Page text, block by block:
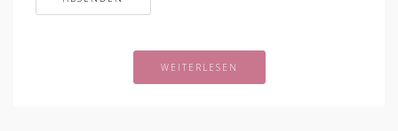
WEITERLESEN